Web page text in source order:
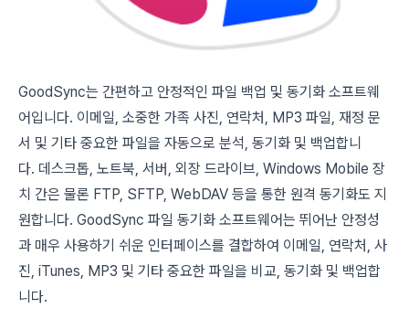
GoodSync는 간편하고 안정적인 파일 백업 및 동기화 소프트웨
어입니다. 이메일, 소중한 가족 사진, 연락처, MP3 파일, 재정 문
서 및 기타 중요한 파일을 자동으로 분석, 동기화 및 백업합니
다. 데스크톱, 노트북, 서버, 외장 드라이브, Windows Mobile 장
치 간은 물론 FTP, SFTP, WebDAV 등을 통한 원격 동기화도 지
원합니다. GoodSync 파일 동기화 소프트웨어는 뛰어난 안정성
과 매우 사용하기 쉬운 인터페이스를 결합하여 이메일, 연락처, 사
진, iTunes, MP3 및 기타 중요한 파일을 비교, 동기화 및 백업합
니다.